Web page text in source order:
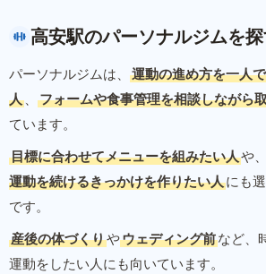
高安駅のパーソナルジムを
パーソナルジムは、
運動の進め方を一人
人 、 フォームや食事管理を相談しながら
ています。
目標に合わせてメニューを組みたい人や、
運動を続けるきっかけを作りたい人にも
です。
産後の体づくりやウェディング前など、
運動をしたい人にも向いています。